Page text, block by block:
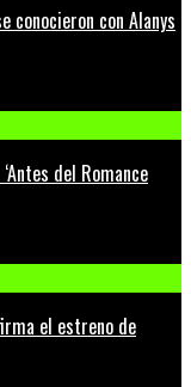
conocieron con Alanys
del Romance
el estreno de